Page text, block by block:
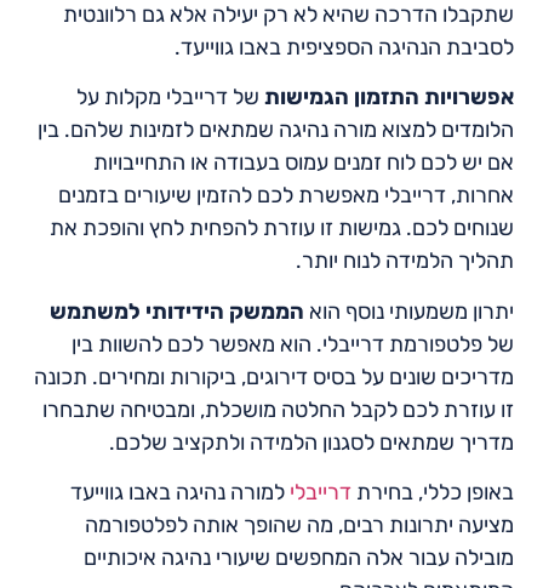
שתקבלו הדרכה שהיא לא רק יעילה אלא גם רלוונטית
לסביבת הנהיגה הספציפית באבו גווייעד.
אפשרויות התזמון הגמישות של דרייבלי מקלות על
הלומדים למצוא מורה נהיגה שמתאים לזמינות שלהם. בין
אם יש לכם לוח זמנים עמוס בעבודה או התחייבויות
אחרות, דרייבלי מאפשרת לכם להזמין שיעורים בזמנים
שנוחים לכם. גמישות זו עוזרת להפחית לחץ והופכת את
תהליך הלמידה לנוח יותר.
יתרון משמעותי נוסף הוא הממשק הידידותי למשתמש
של פלטפורמת דרייבלי. הוא מאפשר לכם להשוות בין
מדריכים שונים על בסיס דירוגים, ביקורות ומחירים. תכונה
זו עוזרת לכם לקבל החלטה מושכלת, ומבטיחה שתבחרו
מדריך שמתאים לסגנון הלמידה ולתקציב שלכם.
באופן כללי, בחירת דרייבלי למורה נהיגה באבו גווייעד
מציעה יתרונות רבים, מה שהופך אותה לפלטפורמה
מובילה עבור אלה המחפשים שיעורי נהיגה איכותיים